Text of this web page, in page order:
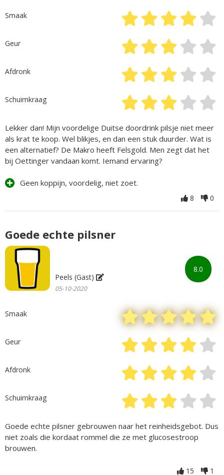
Smaak
Geur
Afdronk
Schuimkraag
Lekker dan! Mijn voordelige Duitse doordrink pilsje niet meer
als krat te koop. Wel blikjes, en dan een stuk duurder. Wat is
een alternatief? De Makro heeft Felsgold. Men zegt dat het
bij Oettinger vandaan komt. Iemand ervaring?
Geen koppijn, voordelig, niet zoet.
8 0
8.0
Goede echte pilsner
Peels (Gast)
05-10-2020
Smaak
Geur
Afdronk
Schuimkraag
Goede echte pilsner gebrouwen naar het reinheidsgebot. Dus
niet zoals die kordaat rommel die ze met glucosestroop
brouwen.
15 1